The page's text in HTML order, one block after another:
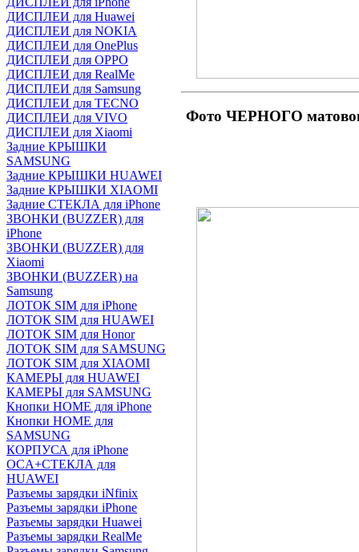
ДИСПЛЕИ для Huawei
ДИСПЛЕИ для NOKIA
ДИСПЛЕИ для OnePlus
ДИСПЛЕИ для OPPO
ДИСПЛЕИ для RealMe
ДИСПЛЕИ для Samsung
ДИСПЛЕИ для TECNO
ДИСПЛЕИ для VIVO
ДИСПЛЕИ для Xiaomi
Задние КРЫШКИ
SAMSUNG
Задние КРЫШКИ HUAWEI
Задние КРЫШКИ XIAOMI
Задние СТЕКЛА для iPhone
ЗВОНКИ (BUZZER) для
iPhone
ЗВОНКИ (BUZZER) для
Xiaomi
ЗВОНКИ (BUZZER) на
Samsung
ЛОТОК SIM для iPhone
ЛОТОК SIM для HUAWEI
ЛОТОК SIM для Honor
ЛОТОК SIM для SAMSUNG
ЛОТОК SIM для XIAOMI
КАМЕРЫ для HUAWEI
КАМЕРЫ для SAMSUNG
Кнопки HOME для iPhone
Кнопки HOME для
SAMSUNG
КОРПУСА для iPhone
OCA+СТЕКЛА для
HUAWEI
Разъемы зарядки iNfinix
Разъемы зарядки iPhone
Разъемы зарядки Huawei
Разъемы зарядки RealMe
Фото ЧЕРНОГО